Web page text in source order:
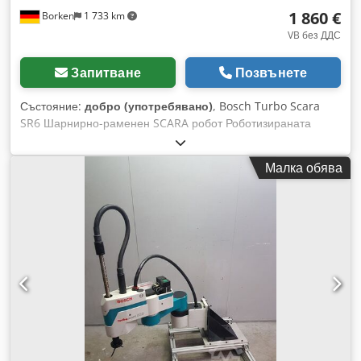
Borken 1 733 km 1 860 €
VB без ДДС
Запитване Позвънете
Състояние: добро (употребявано), Bosch Turbo Scara
SR6 Шарнирно-раменен SCARA робот Роботизираната
система SR6/SR8 се състои от здрава роботизирана
механика с четири свободно програмируеми оси.
Благодарение на високата си скорост и носимоспособност
(до 8 kg), този робот е особено подходящ за монтажни
операции и бързи Pick & Place движения. Моделите Turbo
Scara SR6 и SR8 са SCARA роботи с четири оси и следните
предимства: • Минимално време на цикъла при
максимална прецизност • Голям работен обем и различни
ходове на вертикалната ос • Дефинирани механични
интерфейси • PC управление с богат избор от
комуникационни опции • В съответствие с международните
стандарти Crodpfx Ageiuzqtjgsf • Технология с безчеткови
задвижвания намалява ремонтите • Интегрирано
Малка обява